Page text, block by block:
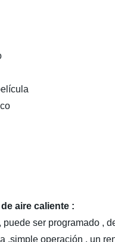
aire caliente :
ser programado ,
,simple operación , un